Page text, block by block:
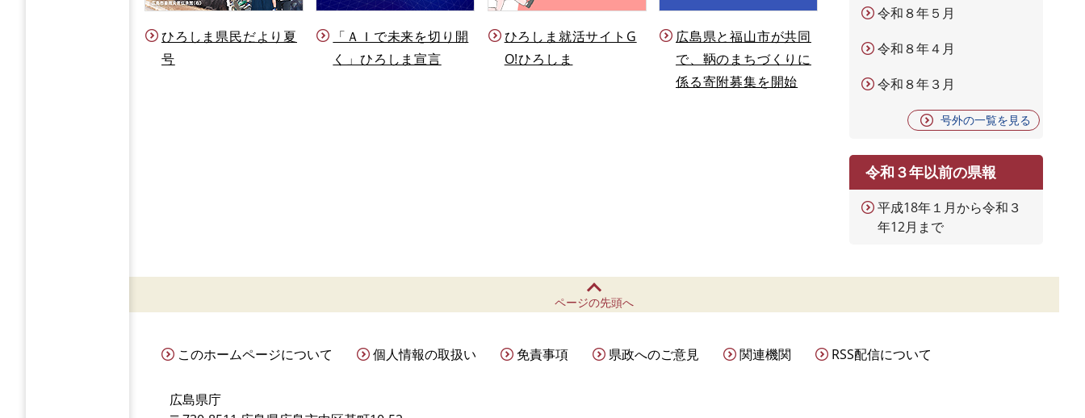
ひろしま県民だより夏
号
「ＡＩで未来を切り開
く」ひろしま宣言
ひろしま就活サイトG
O!ひろしま
広島県と福山市が共同
で、鞆のまちづくりに
係る寄附募集を開始
令和８年５月
令和８年４月
令和８年３月
号外の一覧を見る
令和３年以前の県報
平成18年１月から令和３
年12月まで
ページの先頭へ
このホームページについて 個人情報の取扱い 免責事項 県政へのご意見 関連機関 RSS配信について
広島県庁